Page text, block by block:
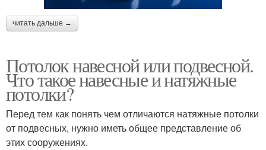
читать дальше →
Потолок навесной или подвесной.
Что такое навесные и натяжные
потолки?
Перед тем как понять чем отличаются натяжные потолки
от подвесных, нужно иметь общее представление об
этих сооружениях.